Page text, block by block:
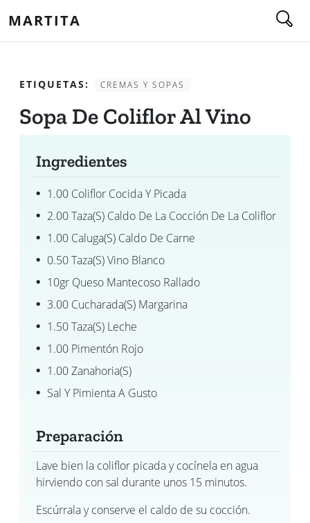
MARTITA
ETIQUETAS: CREMAS Y SOPAS
Sopa De Coliflor Al Vino
Ingredientes
1.00 Coliflor Cocida Y Picada
2.00 Taza(s) Caldo De La Cocción De La Coliflor
1.00 Caluga(s) Caldo De Carne
0.50 Taza(s) Vino Blanco
10gr Queso Mantecoso Rallado
3.00 Cucharada(s) Margarina
1.50 Taza(s) Leche
1.00 Pimentón Rojo
1.00 Zanahoria(s)
Sal Y Pimienta A Gusto
Preparación
Lave bien la coliflor picada y cocínela en agua
hirviendo con sal durante unos 15 minutos.
Escúrrala y conserve el caldo de su cocción.